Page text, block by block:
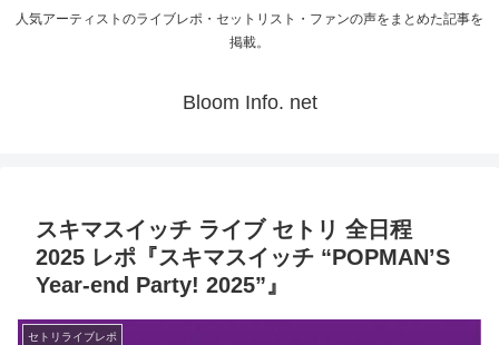
人気アーティストのライブレポ・セットリスト・ファンの声をまとめた記事を
掲載。
Bloom Info. net
スキマスイッチ ライブ セトリ 全日程
2025 レポ『スキマスイッチ “POPMAN’S
Year-end Party! 2025”』
セトリライブレポ